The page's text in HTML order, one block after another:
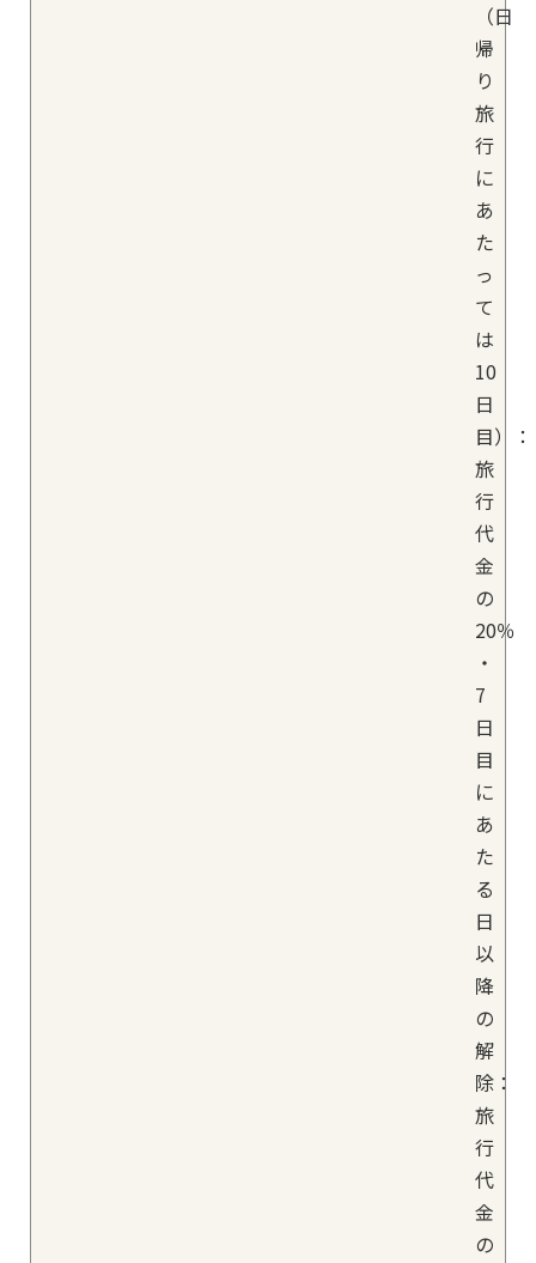
（日
帰
り
旅
行
に
あ
た
っ
て
は
10
日
目）：
旅
行
代
金
の
20％
・
7
日
目
に
あ
た
る
日
以
降
の
解
除：
旅
行
代
金
の